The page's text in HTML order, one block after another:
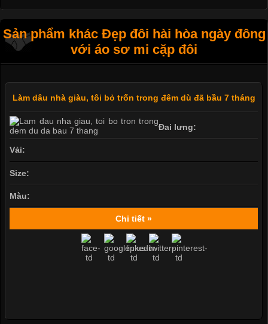
Sản phẩm khác Đẹp đôi hài hòa ngày đông
với áo sơ mi cặp đôi
Làm dâu nhà giàu, tôi bỏ trốn trong đêm dù đã bầu 7 tháng
Đai lưng:
Vải:
Size:
Màu:
Chi tiết »